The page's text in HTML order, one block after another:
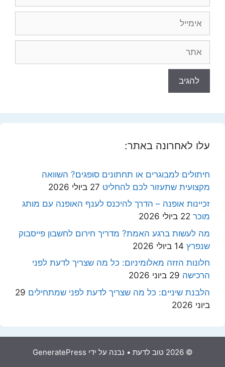
עלו לאחרונה באתר:
חיתולים למבוגרים או תחתונים סופגים? השוואה
מקצועית שתעזור לכם להחליט 27 ביולי 2026
זכיינות אופנה – הדרך להיכנס לענף האופנה עם מותג
מוכר 22 ביולי 2026
מה לעשות ברגע האמת? מדריך חירום לחשבון פייסבוק
שנפרץ 14 ביולי 2026
חלונות הזזה מאלומיניום: כל מה שצריך לדעת לפני
הרכישה 29 ביוני 2026
הלבנת שיניים: כל מה שצריך לדעת לפני שמתחילים 29
ביוני 2026
© 2026 טוב לדעת • נבנה על ידי GeneratePress